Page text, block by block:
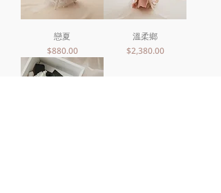
戀夏
價格
$880.00
溫柔鄉
價格
$2,380.00